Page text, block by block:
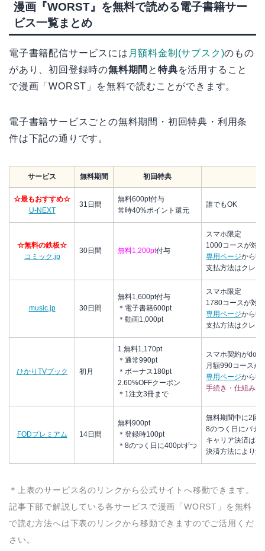
漫画『WORST』を無料で読める電子書籍サー
ビス一覧まとめ
電子書籍配信サービスには 月額料金制(サブスク)のもの
があり、初回登録時の無料期間 と特典を活用すること
で漫画「WORST」を無料で読むことができます。
電子書籍サービスごとの無料期間・初回特典・利用条
件は下記の通りです。
サービス 無料期間 初回特典
☆最もおすすめ☆
U-NEXT
31日間
無料600pt付与
常時40%ポイント還元
誰でもOK
☆無料の鉄板☆
コミック.jp
30日間 無料1,200pt付与
スマホ限定
1000コースが対象
専用ページから申
支払方法はクレ
music.jp 30日間
無料1,600pt付与
＊電子書籍600pt
＊動画1,000pt
スマホ限定
1780コースが対象
専用ページから申
支払方法はクレ
ひかりTVブック 初月
1.無料1,170pt
＊通常990pt
＊ボーナス180pt
2.60%OFFクーポン
＊1注文3冊まで
スマホ契約が
月額990コースが
専用ページから申
手続き・仕組みが
FODプレミアム 14日間
無料900pt
＊登録時100pt
＊8のつく日に400ptずつ
無料期間中に2回
8のつく日にバナ
キャリア決済は不
決済方法により
＊上表のサービス名のリンクから公式サイトへ移動できます。
記事下部で解説している各サービスで漫画「WORST」を無料
で読む方法へは下表のリンクから移動できますのでご活用くだ
さい。